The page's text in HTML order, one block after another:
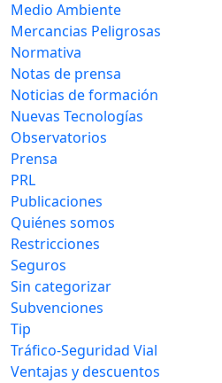
Medio Ambiente
Mercancias Peligrosas
Normativa
Notas de prensa
Noticias de formación
Nuevas Tecnologías
Observatorios
Prensa
PRL
Publicaciones
Quiénes somos
Restricciones
Seguros
Sin categorizar
Subvenciones
Tip
Tráfico-Seguridad Vial
Ventajas y descuentos